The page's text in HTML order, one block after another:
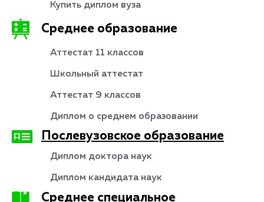
Купить диплом вуза
Среднее образование
Аттестат 11 классов
Школьный аттестат
Аттестат 9 классов
Диплом о среднем образовании
Послевузовское образование
Диплом доктора наук
Диплом кандидата наук
Среднее специальное